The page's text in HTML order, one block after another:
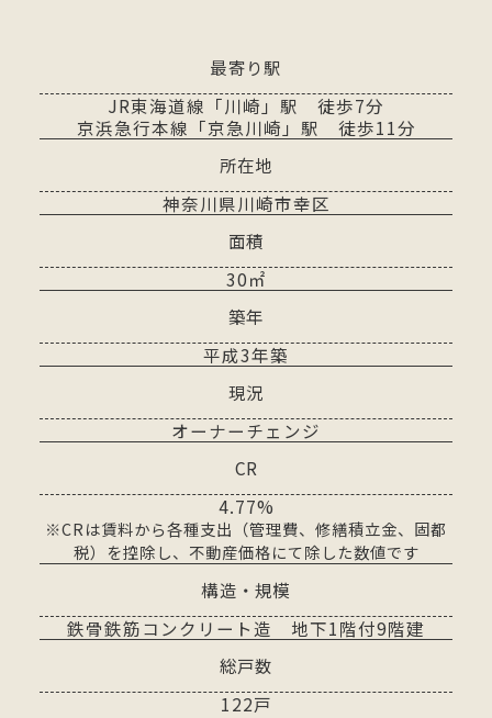
最寄り駅
JR東海道線「川崎」駅 徒歩7分
京浜急行本線「京急川崎」駅 徒歩11分
所在地
神奈川県川崎市幸区
面積
30㎡
築年
平成3年築
現況
オーナーチェンジ
CR
4.77%
※CRは賃料から各種支出（管理費、修繕積立金、固都
税）を控除し、不動産価格にて除した数値です
構造・規模
鉄骨鉄筋コンクリート造 地下1階付9階建
総戸数
122戸